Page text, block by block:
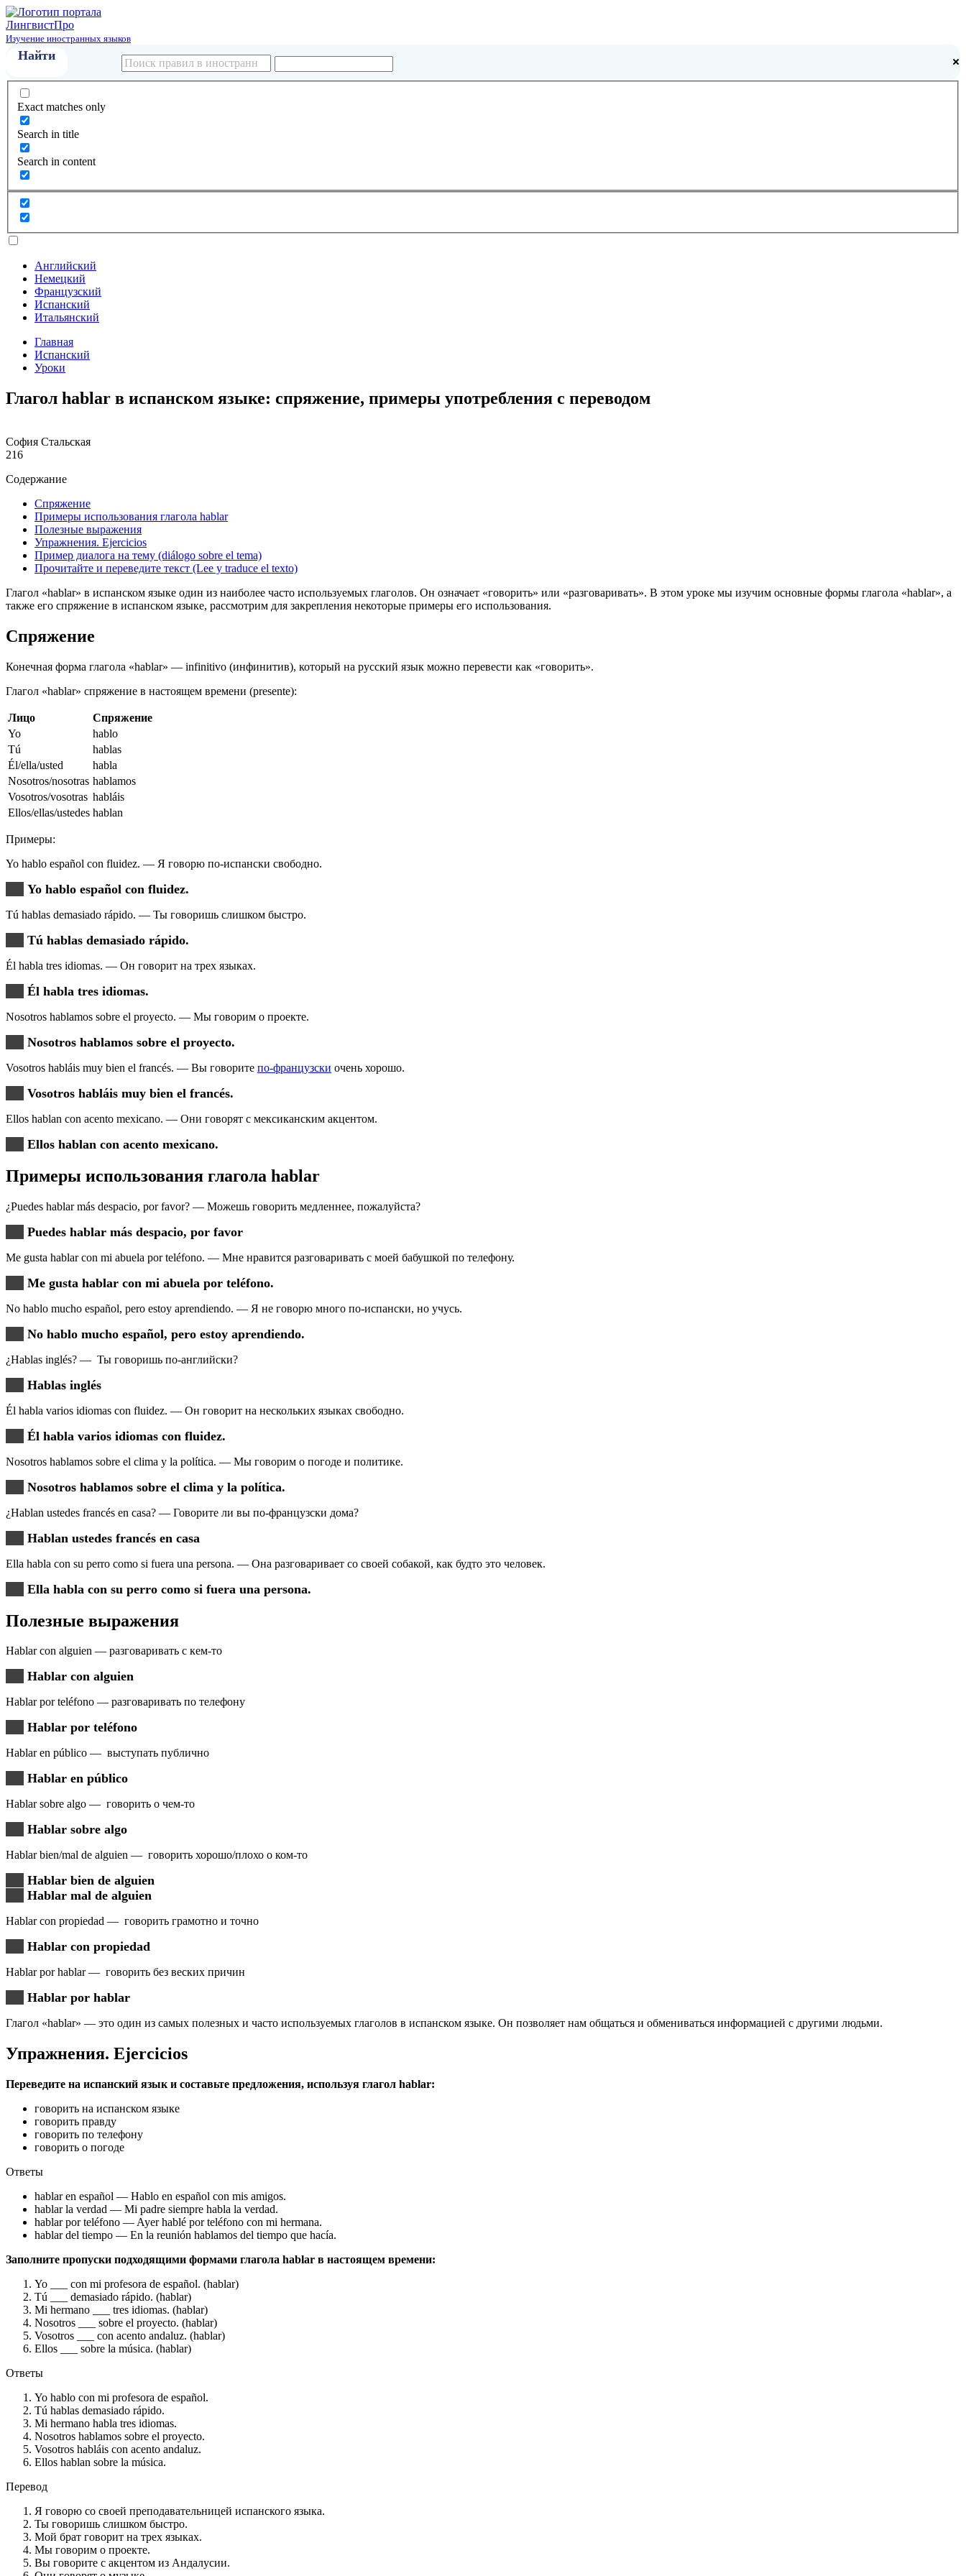
ЛингвистПро
Изучение иностранных языков
Exact matches only
Search in title
Search in content
Английский
Немецкий
Французский
Испанский
Итальянский
Главная
Испанский
Уроки
Глагол hablar в испанском языке: спряжение, примеры употребления с переводом
София Стальская
216
Содержание
Cпряжение
Примеры использования глагола hablar
Полезные выражения
Упражнения. Еjercicios
Пример диалога на тему (diálogo sobre el tema)
Прочитайте и переведите текст (Lee y traduce el texto)
Глагол «hablar» в испанском языке один из наиболее часто используемых глаголов. Он означает «говорить» или «разговаривать». В этом уроке мы изучим основные формы глагола «hablar», а
также его спряжение в испанском языке, рассмотрим для закрепления некоторые примеры его использования.
Cпряжение
Конечная форма глагола «hablar» — infinitivo (инфинитив), который на русский язык можно перевести как «говорить».
Глагол «hablar» спряжение в настоящем времени (presente):
Лицо
Спряжение
Yo
hablo
Tú
hablas
Él/ella/usted
habla
Nosotros/nosotras hablamos
Vosotros/vosotras habláis
Ellos/ellas/ustedes hablan
Примеры:
Yo hablo español con fluidez. — Я говорю по-испански свободно.
Yo hablo español con fluidez.
Tú hablas demasiado rápido. — Ты говоришь слишком быстро.
Tú hablas demasiado rápido.
Él habla tres idiomas. — Он говорит на трех языках.
Él habla tres idiomas.
Nosotros hablamos sobre el proyecto. — Мы говорим о проекте.
Nosotros hablamos sobre el proyecto.
Vosotros habláis muy bien el francés. — Вы говорите по-французски очень хорошо.
Vosotros habláis muy bien el francés.
Ellos hablan con acento mexicano. — Они говорят с мексиканским акцентом.
Ellos hablan con acento mexicano.
Примеры использования глагола hablar
¿Puedes hablar más despacio, por favor? — Можешь говорить медленнее, пожалуйста?
Puedes hablar más despacio, por favor
Me gusta hablar con mi abuela por teléfono. — Мне нравится разговаривать с моей бабушкой по телефону.
Me gusta hablar con mi abuela por teléfono.
No hablo mucho español, pero estoy aprendiendo. — Я не говорю много по-испански, но учусь.
No hablo mucho español, pero estoy aprendiendo.
¿Hablas inglés? — Ты говоришь по-английски?
Hablas inglés
Él habla varios idiomas con fluidez. — Он говорит на нескольких языках свободно.
Él habla varios idiomas con fluidez.
Nosotros hablamos sobre el clima y la política. — Мы говорим о погоде и политике.
Nosotros hablamos sobre el clima y la política.
¿Hablan ustedes francés en casa? — Говорите ли вы по-французски дома?
Hablan ustedes francés en casa
Ella habla con su perro como si fuera una persona. — Она разговаривает со своей собакой, как будто это человек.
Ella habla con su perro como si fuera una persona.
Полезные выражения
Hablar con alguien — разговаривать с кем-то
Hablar con alguien
Hablar por teléfono — разговаривать по телефону
Hablar por teléfono
Hablar en público — выступать публично
Hablar en público
Hablar sobre algo — говорить о чем-то
Hablar sobre algo
Hablar bien/mal de alguien — говорить хорошо/плохо о ком-то
Hablar bien de alguien
Hablar mal de alguien
Hablar con propiedad — говорить грамотно и точно
Hablar con propiedad
Hablar por hablar — говорить без веских причин
Hablar por hablar
Глагол «hablar» — это один из самых полезных и часто используемых глаголов в испанском языке. Он позволяет нам общаться и обмениваться информацией с другими людьми.
Упражнения. Еjercicios
Переведите на испанский язык и составьте предложения, используя глагол hablar:
говорить на испанском языке
говорить правду
говорить по телефону
говорить о погоде
Ответы
hablar en español — Hablo en español con mis amigos.
hablar la verdad — Mi padre siempre habla la verdad.
hablar por teléfono — Ayer hablé por teléfono con mi hermana.
hablar del tiempo — En la reunión hablamos del tiempo que hacía.
Заполните пропуски подходящими формами глагола hablar в настоящем времени:
Yo ___ con mi profesora de español. (hablar)
Tú ___ demasiado rápido. (hablar)
Mi hermano ___ tres idiomas. (hablar)
Nosotros ___ sobre el proyecto. (hablar)
Vosotros ___ con acento andaluz. (hablar)
Ellos ___ sobre la música. (hablar)
Ответы
Yo hablo con mi profesora de español.
Tú hablas demasiado rápido.
Mi hermano habla tres idiomas.
Nosotros hablamos sobre el proyecto.
Vosotros habláis con acento andaluz.
Ellos hablan sobre la música.
Перевод
Я говорю со своей преподавательницей испанского языка.
Ты говоришь слишком быстро.
Мой брат говорит на трех языках.
Мы говорим о проекте.
Вы говорите с акцентом из Андалусии.